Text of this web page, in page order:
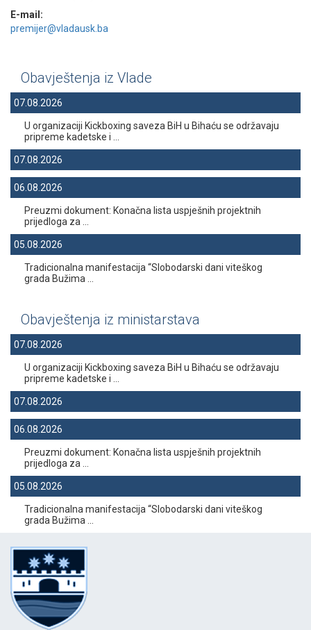
E-mail:
premijer@vladausk.ba
Obavještenja iz Vlade
07.08.2026
U organizaciji Kickboxing saveza BiH u Bihaću se održavaju
pripreme kadetske i ...
07.08.2026
06.08.2026
Preuzmi dokument: Konačna lista uspješnih projektnih
prijedloga za ...
05.08.2026
Tradicionalna manifestacija “Slobodarski dani viteškog
grada Bužima ...
Obavještenja iz ministarstava
07.08.2026
U organizaciji Kickboxing saveza BiH u Bihaću se održavaju
pripreme kadetske i ...
07.08.2026
06.08.2026
Preuzmi dokument: Konačna lista uspješnih projektnih
prijedloga za ...
05.08.2026
Tradicionalna manifestacija “Slobodarski dani viteškog
grada Bužima ...